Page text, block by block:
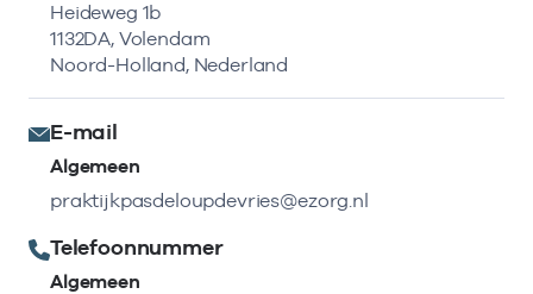
Naar openbare rapporten
Heideweg 1b
1132DA, Volendam
Noord-Holland, Nederland
E-mail
Algemeen
praktijkpasdeloupdevries@ezorg.nl
Telefoonnummer
Algemeen